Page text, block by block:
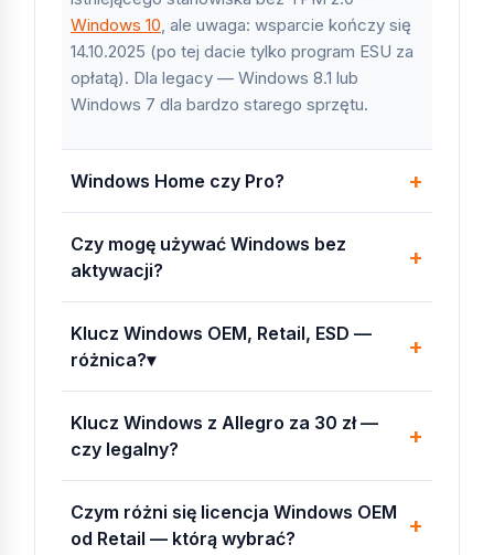
pełni odliczalne VAT.
Gabinet lekarski (3 stanowiska):
3× Windows
11 Pro (BitLocker dla danych pacjentów =
wymógRODO). Razem ok. 585 zł.
Software house (10 deweloperów):10×
Wsparcie Hyper-Vi Docker Desktop natywnie.
Stara stacja z księgowością (Win 7/10):
Windows 10 ESU Rok 1 (pakiet aktualizacji
bezpieczeństwa do 2026). Pozwala
Korporacja (50+ stacji):Windows 11
Enterprise + EMS (Enterprise Mobility +
Security) z pełną integracją Active Directory i
Group Policy.
Glosariusz pojęć licencyjnych
Retail (FPP)— Full Packaged Product. Licencja
Windows 10, ale uwaga: wsparcie kończy się
14.10.2025 (po tej dacie tylko program ESU za
opłatą). Dla legacy — Windows 8.1 lub
Windows 7 dla bardzo starego sprzętu.
Windows Home czy Pro?
Czy mogę używać Windows bez
aktywacji?
Klucz Windows OEM, Retail, ESD —
różnica?▾
Klucz Windows z Allegro za 30 zł —
czy legalny?
Czym różni się licencja Windows OEM
od Retail — którą wybrać?